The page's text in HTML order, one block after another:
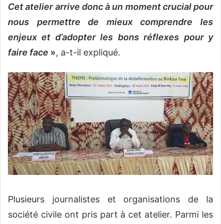
Cet atelier arrive donc à un moment crucial pour
nous permettre de mieux comprendre les
enjeux et d’adopter les bons réflexes pour y
faire face », a-t-il expliqué.
Plusieurs journalistes et organisations de la
société civile ont pris part à cet atelier. Parmi les